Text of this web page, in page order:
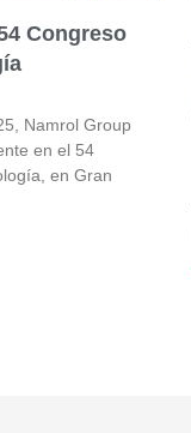
Congreso
Namrol Group
en el 54
en Gran